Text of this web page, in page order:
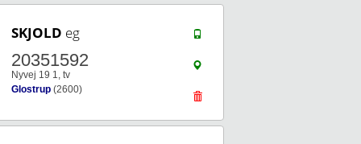
SKJOLD eg
20351592
Nyvej 19 1, tv
Glostrup (2600)